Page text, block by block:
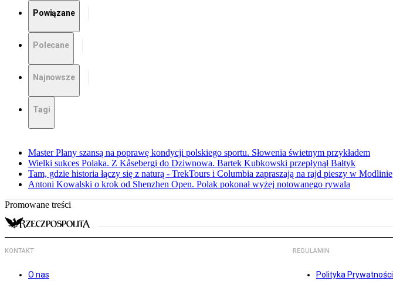
Powiązane
Polecane
Najnowsze
Tagi
Master Plany szansą na poprawę kondycji polskiego sportu. Słowenia świetnym przykładem
Wielki sukces Polaka. Z Kåsebergi do Dziwnowa. Bartek Kubkowski przepłynął Bałtyk
Tam, gdzie historia łączy się z naturą - TrekTours i Columbia zapraszają na rajd pieszy w Modlinie
Antoni Kowalski o krok od Shenzhen Open. Polak pokonał wyżej notowanego rywala
Promowane treści
KONTAKT
O nas
REGULAMIN
Polityka Prywatności